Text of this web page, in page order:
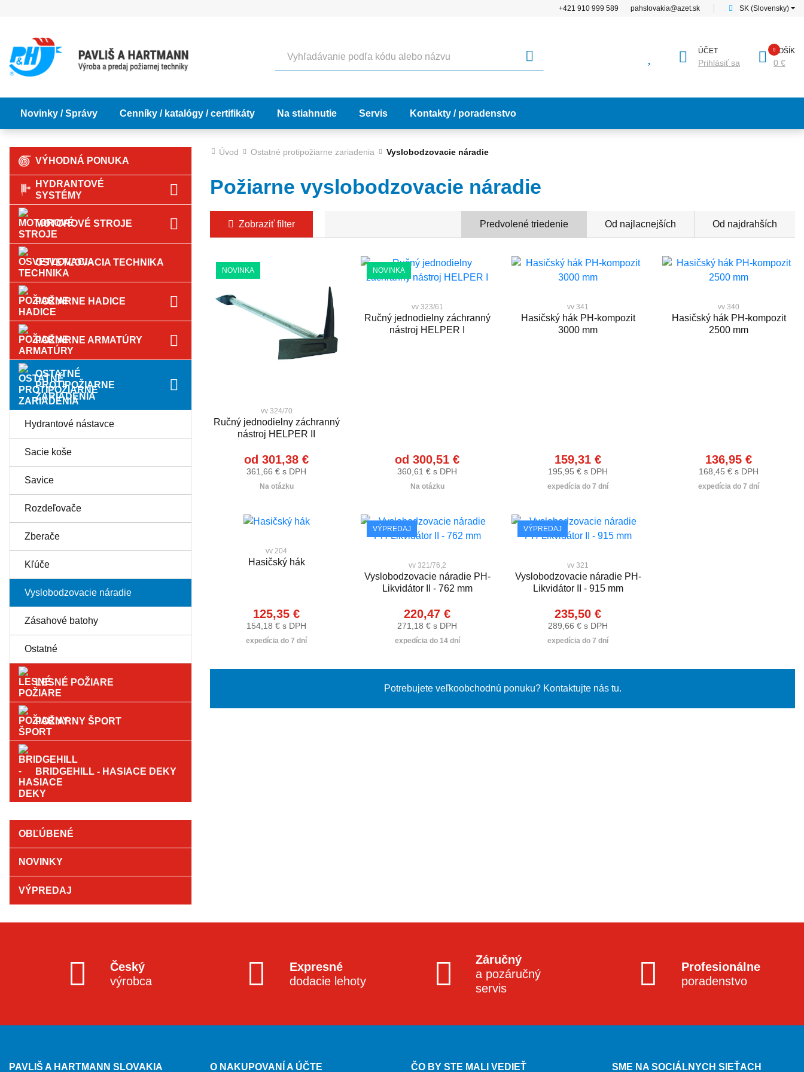
+421 910 999 589 pahslovakia@azet.sk SK (Slovensky)
ÚČET
Prihlásiť sa
KOŠÍK
0 €
Novinky / Správy Cenníky / katalógy / certifikáty Na stiahnutie Servis Kontakty / poradenstvo
VÝHODNÁ PONUKA
HYDRANTOVÉ
SYSTÉMY
MOTOROVÉ STROJE
OSVETĽOVACIA TECHNIKA
POŽIARNE HADICE
POŽIARNE ARMATÚRY
OSTATNÉ
PROTIPOŽIARNE
ZARIADENIA
Hydrantové nástavce
Sacie koše
Savice
Rozdeľovače
Zberače
Kľúče
Vyslobodzovacie náradie
Zásahové batohy
Ostatné
LESNÉ POŽIARE
POŽIARNY ŠPORT
BRIDGEHILL - HASIACE DEKY
OBĽÚBENÉ
NOVINKY
VÝPREDAJ
Úvod Ostatné protipožiarne zariadenia Vyslobodzovacie náradie
Požiarne vyslobodzovacie náradie
Zobraziť filter Predvolené triedenie Od najlacnejších Od najdrahších
NOVINKA
vv 324/70
Ručný jednodielny záchranný
nástroj HELPER II
od 301,38 €
361,66 € s DPH
Na otázku
NOVINKA
vv 323/61
Ručný jednodielny záchranný
nástroj HELPER I
od 300,51 €
360,61 € s DPH
Na otázku
vv 341
Hasičský hák PH-kompozit
3000 mm
159,31 €
195,95 € s DPH
expedícia do 7 dní
vv 340
Hasičský hák PH-kompozit
2500 mm
136,95 €
168,45 € s DPH
expedícia do 7 dní
vv 204
Hasičský hák
125,35 €
154,18 € s DPH
expedícia do 7 dní
VÝPREDAJ
vv 321/76,2
Vyslobodzovacie náradie PH-
Likvidátor II - 762 mm
220,47 €
271,18 € s DPH
expedícia do 14 dní
VÝPREDAJ
vv 321
Vyslobodzovacie náradie PH-
Likvidátor II - 915 mm
235,50 €
289,66 € s DPH
expedícia do 7 dní
Potrebujete veľkoobchodnú ponuku? Kontaktujte nás tu.
Český
výrobca
Expresné
dodacie lehoty
Záručný
a pozáručný
servis
Profesionálne
poradenstvo
PAVLIŠ A HARTMANN SLOVAKIA O NAKUPOVANÍ A ÚČTE ČO BY STE MALI VEDIEŤ SME NA SOCIÁLNYCH SIEŤACH